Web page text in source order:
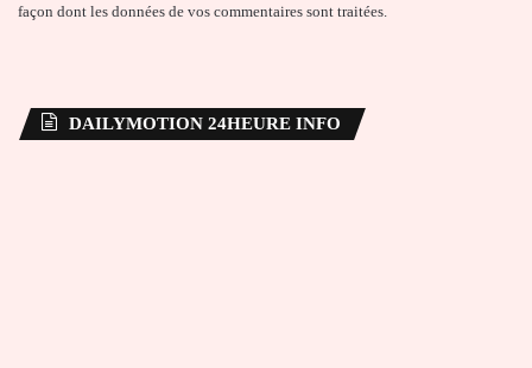
façon dont les données de vos commentaires sont traitées
DAILYMOTION 24HEURE INFO